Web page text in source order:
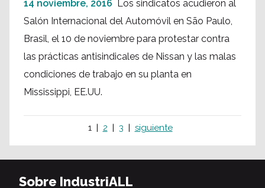
14 noviembre, 2016 Los sindicatos acudieron al
Salón Internacional del Automóvil en São Paulo,
Brasil, el 10 de noviembre para protestar contra
las prácticas antisindicales de Nissan y las malas
condiciones de trabajo en su planta en
Mississippi, EE.UU.
1 2 3 siguiente
Sobre IndustriALL